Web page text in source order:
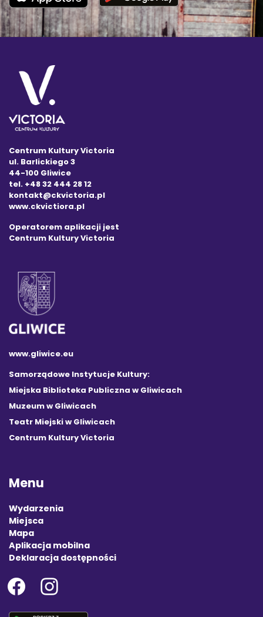
Centrum Kultury Victoria
ul. Barlickiego 3
44-100 Gliwice
tel. +48 32 444 28 12
kontakt@ckvictoria.pl
www.ckvictiora.pl
Operatorem aplikacji jest
Centrum Kultury Victoria
www.gliwice.eu
Samorządowe Instytucje Kultury:
Miejska Biblioteka Publiczna w Gliwicach
Muzeum w Gliwicach
Teatr Miejski w Gliwicach
Centrum Kultury Victoria
Menu
Wydarzenia
Miejsca
Mapa
Aplikacja mobilna
Deklaracja dostępności